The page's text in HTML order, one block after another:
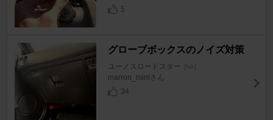
5
グローブボックスのノイズ対策
ユーノスロードスター [NA]
marron_miniさん
34